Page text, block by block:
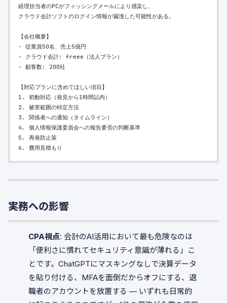
経理担当者のPCがフィッシングメールにより感染し、
クラウド会計ソフトのログイン情報が漏洩した可能性がある。
【会社概要】
- 従業員50名、売上5億円
- クラウド会計: freee（法人プラン）
- 顧客数: 200社
【対応プランに含めてほしい項目】
1. 初動対応（発見から1時間以内）
2. 被害範囲の特定方法
3. 関係者への通知（タイムライン）
4. 個人情報保護委員会への報告要否の判断基準
5. 再発防止策
6. 費用見積もり
実務への影響
CPA視点: 会計のAI活用において最も危険なのは
「便利さに慣れてセキュリティ意識が薄れる」こ
とです。ChatGPTにマスキングなしで決算データ
を貼り付ける、MFAを面倒だからオフにする、退
職者のアカウントを放置する — いずれも日常的